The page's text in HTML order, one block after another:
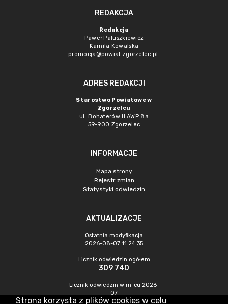
REDAKCJA
Redakcja
Paweł Paluszkiewicz
Kamila Kowalska
promocja@powiat.zgorzelec.pl
ADRES REDAKCJI
Starostwo Powiatowe w
Zgorzelcu
ul. Bohaterów II AWP 8a
59-900 Zgorzelec
INFORMACJE
Mapa strony
Rejestr zmian
Statystyki odwiedzin
AKTUALIZACJE
Ostatnia modyfikacja
2026-08-07 11:24:35
Licznik odwiedzin ogółem
309 740
Licznik odwiedzin w m-cu 2026-
07
438
Strona korzysta z plików cookies w celu